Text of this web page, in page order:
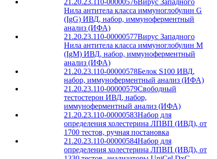
Нила антитела класса иммуноглобулин G
(IgG) ИВД, набор, иммуноферментный
анализ (ИФА)
21.20.23.110-00000577Вирус Западного
Нила антитела класса иммуноглобулин М
(IgМ) ИВД, набор, иммуноферментный
анализ (ИФА)
21.20.23.110-00000578Белок S100 ИВД,
набор, иммуноферментный анализ (ИФА)
21.20.23.110-00000579Свободный
тестостерон ИВД, набор,
иммуноферментный анализ (ИФА)
21.20.23.110-00000583Набор для
определения холестерина ЛПВП (ИВД), от
1700 тестов, ручная постановка
21.20.23.110-00000584Набор для
определения холестерина ЛПВП (ИВД), от